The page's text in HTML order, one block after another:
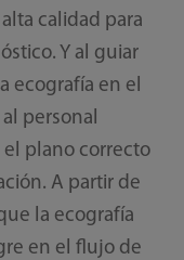
calidad para
Y al guiar
ecografía en el
personal
plano correcto
A partir de
la ecografía
en el flujo de